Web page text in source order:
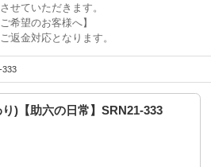
せていただきます。
希望のお客様へ】
返金対応となります。
333
り)【助六の日常】SRN21-333